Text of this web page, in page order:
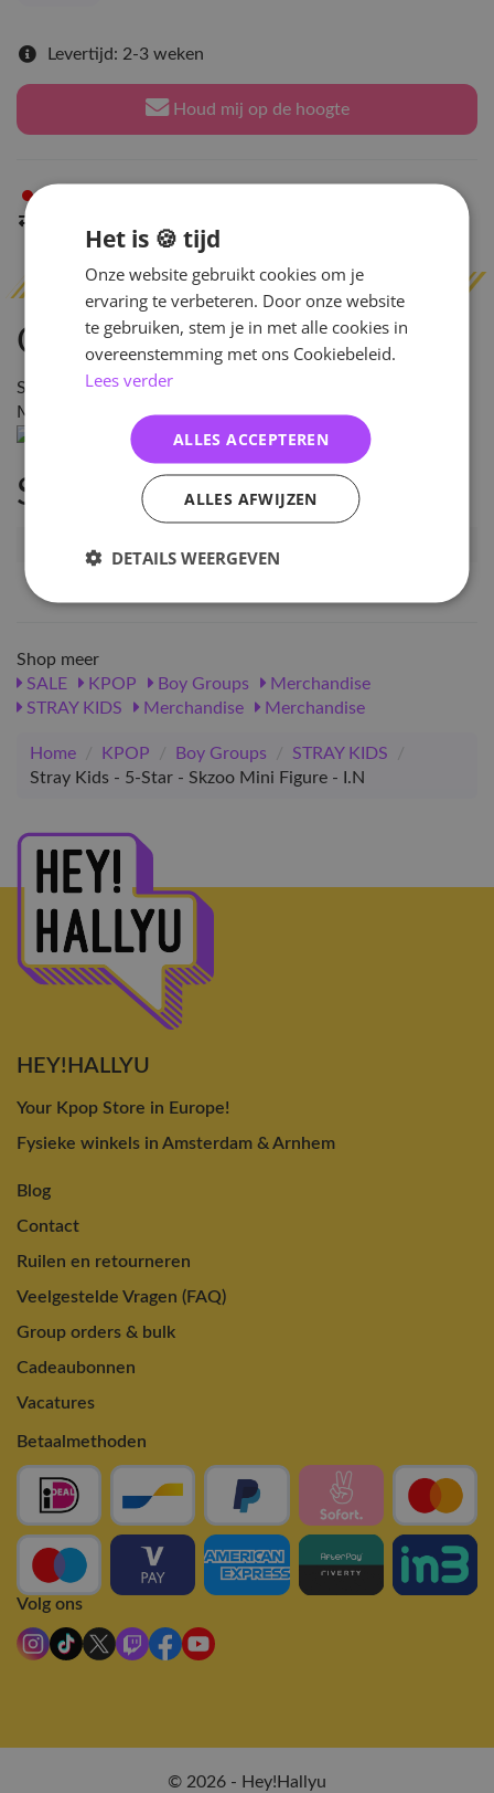
Levertijd: 2-3 weken
Houd mij op de hoogte
Omschrijving
SIZE : BbokAri 2.7 X 3.8 X 3.1CM / - 6.4 X 6.1 X 1.5CM
MATERIAL: PLASTIC
Specificaties
EAN nummer
Shop meer
SALE
KPOP Boy Groups
Merchandise
STRAY KIDS
Merchandise Merchandise
Home / KPOP / Boy Groups / STRAY KIDS
/
Stray Kids - 5-Star - Skzoo Mini Figure - I.N
HEY!HALLYU
Your Kpop Store in Europe!
Fysieke winkels in Amsterdam & Arnhem
Blog
Contact
Ruilen en retourneren
Veelgestelde Vragen (FAQ)
Group orders & bulk
Cadeaubonnen
Vacatures
Betaalmethoden
Volg ons
© 2026 - Hey!Hallyu
Het is 🍪 tijd
Onze website gebruikt cookies om je
ervaring te verbeteren. Door onze website
te gebruiken, stem je in met alle cookies in
overeenstemming met ons Cookiebeleid.
Lees verder
ALLES ACCEPTEREN
ALLES AFWIJZEN
DETAILS WEERGEVEN